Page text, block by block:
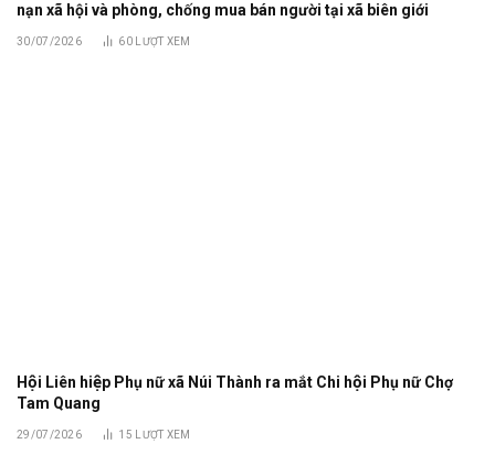
nạn xã hội và phòng, chống mua bán người tại xã biên giới
30/07/2026 60 LƯỢT XEM
Hội Liên hiệp Phụ nữ xã Núi Thành ra mắt Chi hội Phụ nữ Chợ
Tam Quang
29/07/2026 15 LƯỢT XEM